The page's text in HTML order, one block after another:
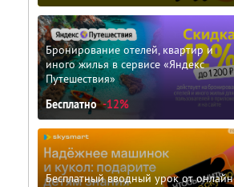
Бронирование отелей, квартир и
иного жилья в сервисе «Яндекс
Путешествия»
Бесплатно -12%
Бесплатный вводный урок от